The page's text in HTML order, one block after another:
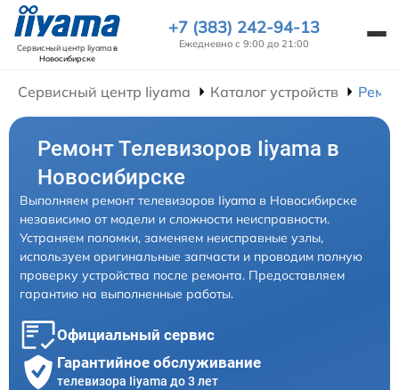
Сервисный центр Iiyamaв
Новосибирске
+7 (383) 242-94-13
Ежедневно с 9:00 до 21:00
Сервисный центр Iiyama Каталог устройств
Ремонт Телевизоров Iiyama в
Новосибирске
Выполняем ремонт телевизоров Iiyama в Новосибирске
независимо от модели и сложности неисправности.
Устраняем поломки, заменяем неисправные узлы,
используем оригинальные запчасти и проводим полную
проверку устройства после ремонта. Предоставляем
гарантию на выполненные работы.
Официальный сервис
Гарантийное обслуживание
телевизора Iiyama до 3 лет